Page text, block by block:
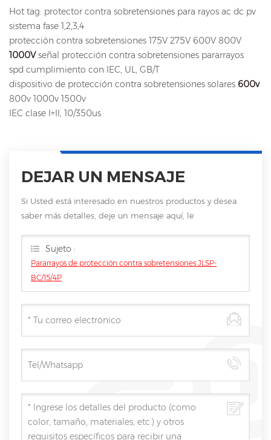
Hot tag: protector contra sobretensiones para rayos ac dc pv
sistema fase 1,2,3,4
protección contra sobretensiones 175V 275V 600V 800V
1000Vseñal protección contra sobretensiones pararrayos
spd cumplimiento con IEC, UL, GB/T
dispositivo de protección contra sobretensiones solares 600v
800v 1000v 1500v
IEC clase I+II, 10/350us
DEJAR UN MENSAJE
Si Usted está interesado en nuestros productos y desea
saber más detalles, deje un mensaje aquí, le
Sujeto :
Pararrayos de protección contra sobretensiones JLSP-
BC/15/4P